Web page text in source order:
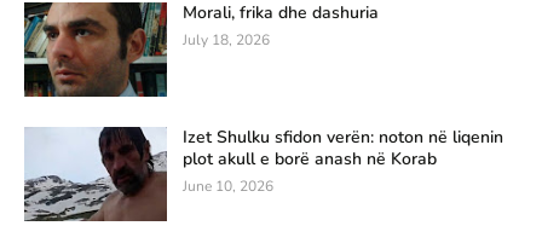
Morali, frika dhe dashuria
July 18, 2026
Izet Shulku sfidon verën: noton në liqenin
plot akull e borë anash në Korab
June 10, 2026